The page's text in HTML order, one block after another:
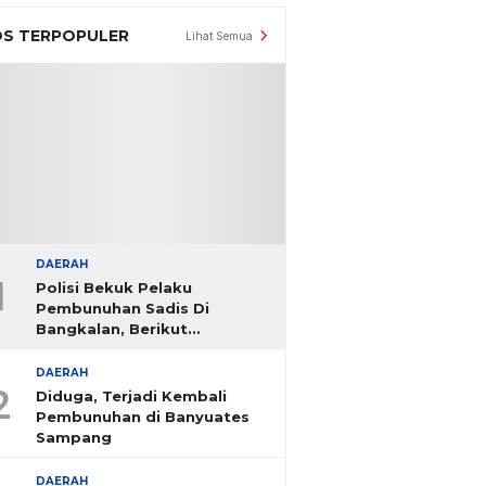
TERPOPULER Lihat Semua
DAERAH
Polisi Bekuk Pelaku
Pembunuhan Sadis Di
Bangkalan, Berikut
DAERAH
Diduga, Terjadi Kembali
Pembunuhan di Banyuates
Sampang
DAERAH